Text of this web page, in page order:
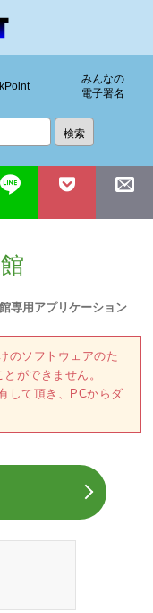
みんなの
電子署名
専用アプリケーション
のソフトウェアのた
ができません。
して頂き、PCからダ